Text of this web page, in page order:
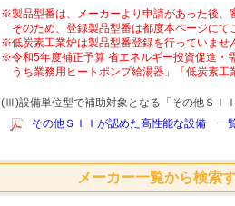
※製品型番は、メーカーより申請があった後、
そのため、登録製品型番は都度本ページにて
※低炭素工業炉は製品型番登録を行っていませ
※令和5年度補正予算 省エネルギー投資促進・
うち業務用ヒートポンプ給湯器」「低炭素
(Ⅲ)設備単位型で補助対象となる「その他ＳＩ
その他ＳＩＩが認めた高性能な設備 一
メーカー一覧から検索